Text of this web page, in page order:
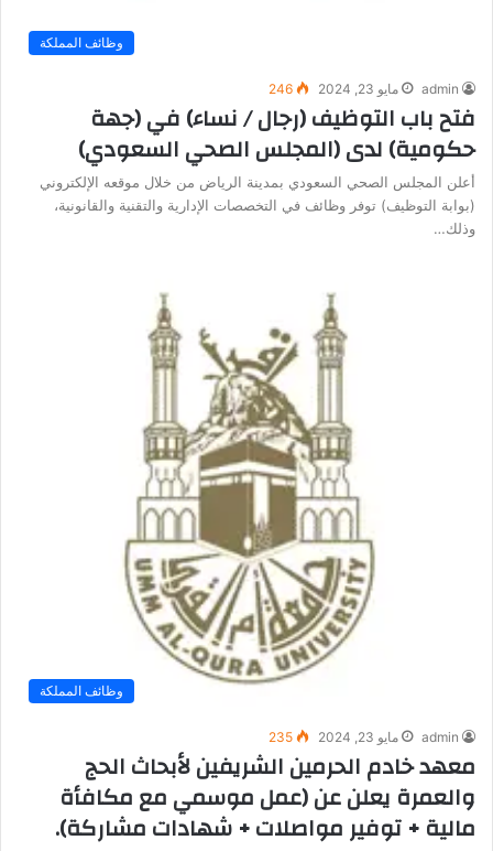
وظائف المملكة
admin مايو 23, 2024 246
فتح باب التوظيف (رجال / نساء) في (جهة
حكومية) لدى (المجلس الصحي السعودي)
أعلن المجلس الصحي السعودي بمدينة الرياض من خلال موقعه الإلكتروني
(بوابة التوظيف) توفر وظائف في التخصصات الإدارية والتقنية والقانونية،
وذلك…
وظائف المملكة
admin مايو 23, 2024 235
معهد خادم الحرمين الشريفين لأبحاث الحج
والعمرة يعلن عن (عمل موسمي مع مكافأة
مالية + توفير مواصلات + شهادات مشاركة).